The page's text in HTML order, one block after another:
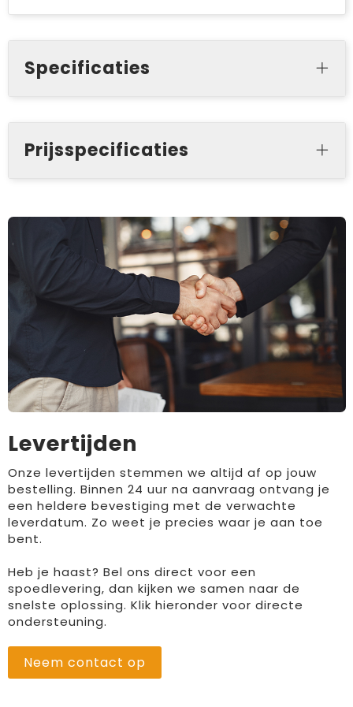
Specificaties
Prijsspecificaties
Levertijden
Onze levertijden stemmen we altijd af op jouw
bestelling. Binnen 24 uur na aanvraag ontvang je
een heldere bevestiging met de verwachte
leverdatum. Zo weet je precies waar je aan toe
bent.
Heb je haast? Bel ons direct voor een
spoedlevering, dan kijken we samen naar de
snelste oplossing. Klik hieronder voor directe
ondersteuning.
Neem contact op